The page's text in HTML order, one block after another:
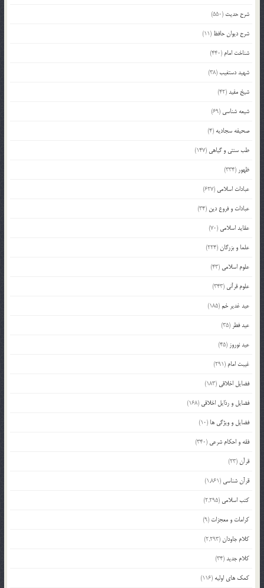
شرح حدیث (550)
شرح دیوان حافظ (11)
شناخت امام (440)
شهید دستغیب(38)
شیخ مفید(42)
شیعه شناسی (69)
صحیفه سجادیه (4)
طب سنتی و گیاهی (147)
ظهور (334)
عبادات اسلامی (627)
عبادات و فروع دین (34)
عقاید اسلامی (70)
علما و بزرگان(224)
علوم اسلامی (43)
علوم قرآنی (343)
عید غدیر خم(185)
عید فطر (35)
عید نوروز (45)
غیبت امام (291)
فضایل اخلاقی (183)
فضایل و رذایل اخلاقی (168)
فضایل و ویژگی ها (10)
فقه و احکام شرعی (340)
قرآن(23)
قرآن شناسی (1,861)
کتب اسلامی (2,295)
کرامات و معجزات (9)
کلام جاودان(2,293)
کلام جدید(34)
کمک های اولیه (116)